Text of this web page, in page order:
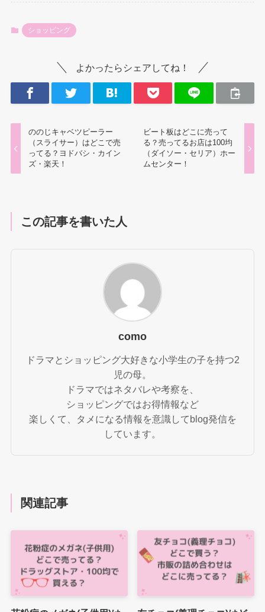
ショッピング
よかったらシェアしてね！
ののじキャベツピーラー
（スライサー）はどこで売
ってる？ヨドバシ・カイン
ズ・楽天！
ビート板はどこに売って
る？売ってるお店は100均
（ダイソー・セリア）ホー
ムセンター！
この記事を書いた人
como
ドラマとショッピング大好きな小学生の子を持つ2
児の母。
ドラマではネタバレや考察を、
ショッピングではお得情報など
楽しくて、タメになる情報を意識してblog発信を
しています。
関連記事